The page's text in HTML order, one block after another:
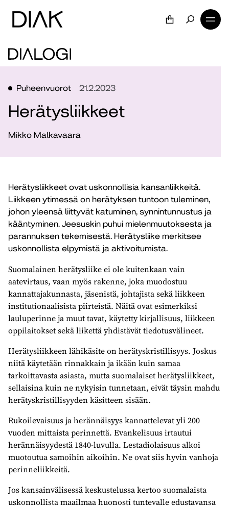
Puheenvuorot 21.2.2023
Herätysliikkeet
Mikko Malkavaara
Herätysliikkeet ovat uskonnollisia kansanliikkeitä.
Liikkeen ytimessä on herätyksen tuntoon tuleminen,
johon yleensä liittyvät katuminen, synnintunnustus ja
kääntyminen. Jeesuskin puhui mielenmuutoksesta ja
parannuksen tekemisestä. Herätysliike merkitsee
uskonnollista elpymistä ja aktivoitumista.
Suomalainen herätysliike ei ole kuitenkaan vain
aatevirtaus, vaan myös rakenne, joka muodostuu
kannattajakunnasta, jäsenistä, johtajista sekä liikkeen
institutionaalisista piirteistä. Näitä ovat esimerkiksi
lauluperinne ja muut tavat, käytetty kirjallisuus, liikkeen
oppilaitokset sekä liikettä yhdistävät tiedotusvälineet.
Herätysliikkeen lähikäsite on herätyskristillisyys. Joskus
niitä käytetään rinnakkain ja ikään kuin samaa
tarkoittavasta asiasta, mutta suomalaiset herätysliikkeet,
sellaisina kuin ne nykyisin tunnetaan, eivät täysin mahdu
herätyskristillisyyden käsitteen sisään.
Rukoilevaisuus ja herännäisyys kannattelevat yli 200
vuoden mittaista perinnettä. Evankelisuus irtautui
herännäisyydestä 1840-luvulla. Lestadiolaisuus alkoi
muotoutua samoihin aikoihin. Ne ovat siis hyvin vanhoja
perinneliikkeitä.
Jos kansainvälisessä keskustelussa kertoo suomalaista
uskonnollista maailmaa huonosti tuntevalle edustavansa